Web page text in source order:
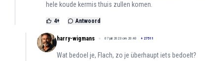
hele koude kermis thuis zullen komen.
4+ Antwoord
harry-wigmans 07 juli 2023 om 20:40 + 27511
Wat bedoel je, Flach, zo je überhaupt iets bedoelt?